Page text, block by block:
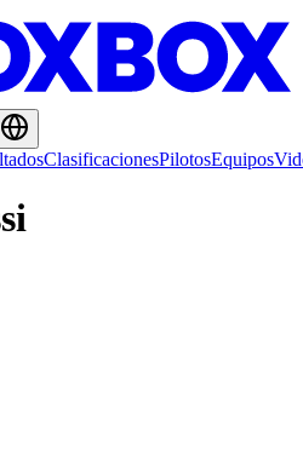
ClasificacionesPilotosEquipos